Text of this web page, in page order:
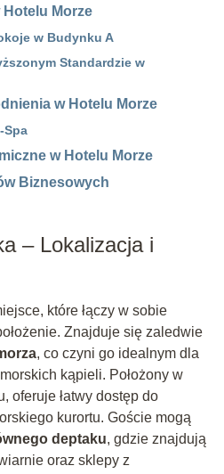
Hotelu Morze
w Budynku A
Standardzie w
w Hotelu Morze
Spa
w Hotelu Morze
Biznesowych
– Lokalizacja i
które łączy w sobie
Znajduje się zaledwie
, co czyni go idealnym dla
kąpieli. Położony w
oferuje łatwy dostęp do
kurortu. Goście mogą
deptaku, gdzie znajdują
oraz sklepy z